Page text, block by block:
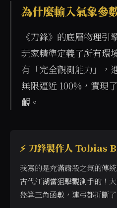
為什麼輸入氣象參
《刀鋒》的底層物理引
玩家精準定義了所有環
有「完全觀測能力」，
無限逼近 100%，實現
觀。
⚡ 刀鋒製作人 Tobias
我寫的是充滿肅殺之氣的傳
古代江湖當狙擊觀測手的！
盤算三角函數，連弓都折斷了